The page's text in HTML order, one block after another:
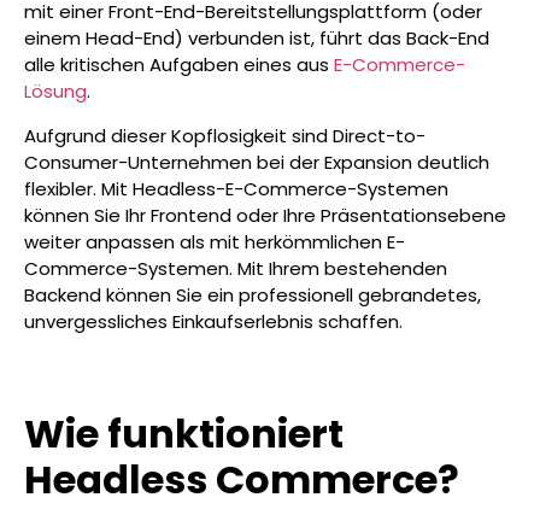
mit einer Front-End-Bereitstellungsplattform (oder
einem Head-End) verbunden ist, führt das Back-End
alle kritischen Aufgaben eines aus E-Commerce-
Lösung.
Aufgrund dieser Kopflosigkeit sind Direct-to-
Consumer-Unternehmen bei der Expansion deutlich
flexibler. Mit Headless-E-Commerce-Systemen
können Sie Ihr Frontend oder Ihre Präsentationsebene
weiter anpassen als mit herkömmlichen E-
Commerce-Systemen. Mit Ihrem bestehenden
Backend können Sie ein professionell gebrandetes,
unvergessliches Einkaufserlebnis schaffen.
Wie funktioniert
Headless Commerce?